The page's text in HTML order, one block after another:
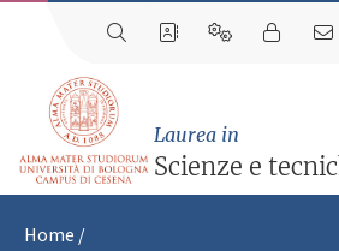
Laurea in
Scienze e
Home